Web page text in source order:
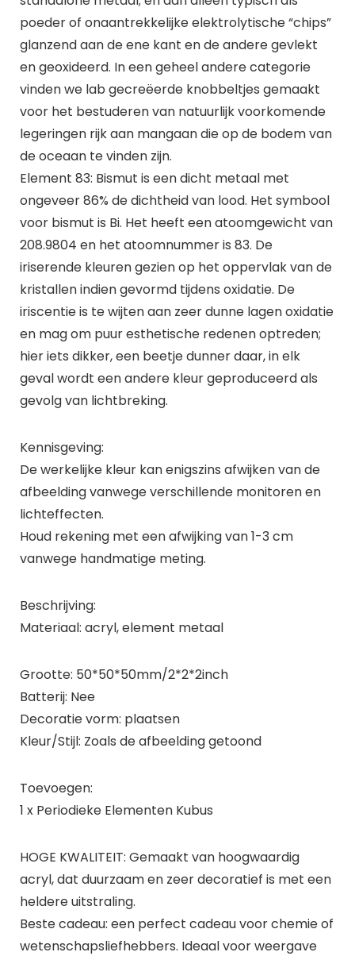
poeder of onaantrekkelijke elektrolytische “chips”
glanzend aan de ene kant en de andere gevlekt
en geoxideerd. In een geheel andere categorie
vinden we lab gecreëerde knobbeltjes gemaakt
voor het bestuderen van natuurlijk voorkomende
legeringen rijk aan mangaan die op de bodem van
de oceaan te vinden zijn.
Element 83: Bismut is een dicht metaal met
ongeveer 86% de dichtheid van lood. Het symbool
voor bismut is Bi. Het heeft een atoomgewicht van
208.9804 en het atoomnummer is 83. De
iriserende kleuren gezien op het oppervlak van de
kristallen indien gevormd tijdens oxidatie. De
iriscentie is te wijten aan zeer dunne lagen oxidatie
en mag om puur esthetische redenen optreden;
hier iets dikker, een beetje dunner daar, in elk
geval wordt een andere kleur geproduceerd als
gevolg van lichtbreking.
Kennisgeving:
De werkelijke kleur kan enigszins afwijken van de
afbeelding vanwege verschillende monitoren en
lichteffecten.
Houd rekening met een afwijking van 1-3 cm
vanwege handmatige meting.
Beschrijving:
Materiaal: acryl, element metaal
Grootte: 50*50*50mm/2*2*2inch
Batterij: Nee
Decoratie vorm: plaatsen
Kleur/Stijl: Zoals de afbeelding getoond
Toevoegen:
1 x Periodieke Elementen Kubus
HOGE KWALITEIT: Gemaakt van hoogwaardig
acryl, dat duurzaam en zeer decoratief is met een
heldere uitstraling.
Beste cadeau: een perfect cadeau voor chemie of
wetenschapsliefhebbers. Ideaal voor weergave